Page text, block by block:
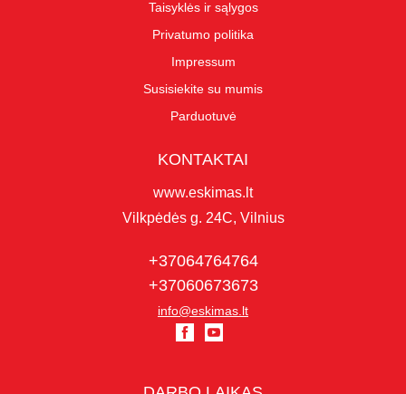
Taisyklės ir sąlygos
Privatumo politika
Impressum
Susisiekite su mumis
Parduotuvė
KONTAKTAI
www.eskimas.lt
Vilkpėdės g. 24C, Vilnius
+37064764764
+37060673673
info@eskimas.lt